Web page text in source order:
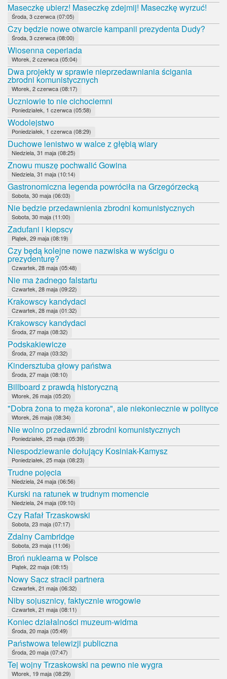
Maseczkę ubierz! Maseczkę zdejmij! Maseczkę wyrzuć!
Środa, 3 czerwca (07:05)
Czy będzie nowe otwarcie kampanii prezydenta Dudy?
Środa, 3 czerwca (08:00)
Wiosenna ceperiada
Wtorek, 2 czerwca (05:04)
Dwa projekty w sprawie nieprzedawniania ścigania
zbrodni komunistycznych
Wtorek, 2 czerwca (08:17)
Uczniowie to nie cichociemni
Poniedziałek, 1 czerwca (05:58)
Wodolejstwo
Poniedziałek, 1 czerwca (08:29)
Duchowe lenistwo w walce z głębią wiary
Niedziela, 31 maja (08:25)
Znowu muszę pochwalić Gowina
Niedziela, 31 maja (10:14)
Gastronomiczna legenda powróciła na Grzegórzecką
Sobota, 30 maja (06:03)
Nie będzie przedawnienia zbrodni komunistycznych
Sobota, 30 maja (11:00)
Zadufani i kiepscy
Piątek, 29 maja (08:19)
Czy będą kolejne nowe nazwiska w wyścigu o
prezydenturę?
Czwartek, 28 maja (05:48)
Nie ma żadnego falstartu
Czwartek, 28 maja (09:22)
Krakowscy kandydaci
Czwartek, 28 maja (01:32)
Krakowscy kandydaci
Środa, 27 maja (08:32)
Podskakiewicze
Środa, 27 maja (03:32)
Kindersztuba głowy państwa
Środa, 27 maja (08:10)
Billboard z prawdą historyczną
Wtorek, 26 maja (05:20)
"Dobra żona to męża korona", ale niekoniecznie w polityce
Wtorek, 26 maja (08:34)
Nie wolno przedawnić zbrodni komunistycznych
Poniedziałek, 25 maja (05:39)
Niespodziewanie dołujący Kosiniak-Kamysz
Poniedziałek, 25 maja (08:23)
Trudne pojęcia
Niedziela, 24 maja (06:56)
Kurski na ratunek w trudnym momencie
Niedziela, 24 maja (09:10)
Czy Rafał Trzaskowski
Sobota, 23 maja (07:17)
Zdalny Cambridge
Sobota, 23 maja (11:06)
Broń nuklearna w Polsce
Piątek, 22 maja (08:15)
Nowy Sącz stracił partnera
Czwartek, 21 maja (06:32)
Niby sojusznicy, faktycznie wrogowie
Czwartek, 21 maja (08:11)
Koniec działalności muzeum-widma
Środa, 20 maja (05:49)
Państwowa telewizji publiczna
Środa, 20 maja (07:47)
Tej wojny Trzaskowski na pewno nie wygra
Wtorek, 19 maja (08:29)